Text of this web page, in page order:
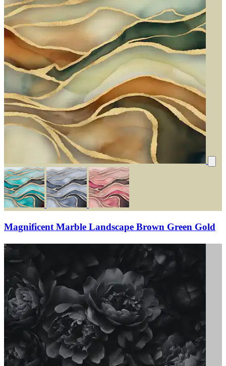
Magnificent Marble Landscape Brown Green Gold